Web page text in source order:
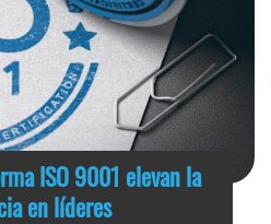
ISO 9001 elevan la
en líderes